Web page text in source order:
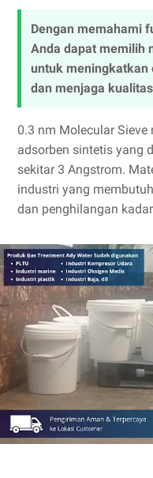
Dengan memahami
Anda dapat memilih
untuk meningkatkan
dan menjaga
0.3 nm Molecular
adsorben sintetis yang
sekitar 3 Angstrom.
industri yang
dan penghilangan